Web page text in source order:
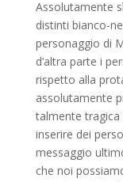
Assolutamente
distinti bianco-
personaggio di
d’altra parte i
rispetto alla
assolutamente
talmente
inserire dei
messaggio
che noi